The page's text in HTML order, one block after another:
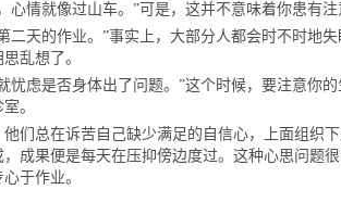
情就像过山车。”可是，这并不意味着你患有注
天的作业。”事实上，大部分人都会时不时地失
乱想了。
虑是否身体出了问题。”这个时候，要注意你的
。
总在诉苦自己缺少满足的自信心，上面组织下
成果便是每天在压抑傍边度过。这种心思问题
于作业。